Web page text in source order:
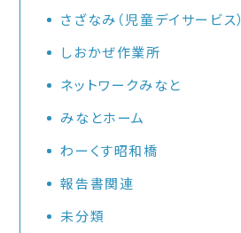
さざなみ（児童デイサービス）
しおかぜ作業所
ネットワークみなと
みなとホーム
わーくす昭和橋
報告書関連
未分類